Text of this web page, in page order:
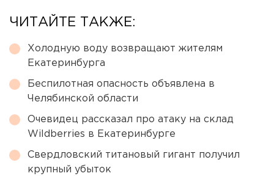
ЧИТАЙТЕ ТАКЖЕ:
Холодную воду возвращают жителям
Екатеринбурга
Беспилотная опасность объявлена в
Челябинской области
Очевидец рассказал про атаку на склад
Wildberries в Екатеринбурге
Свердловский титановый гигант получил
крупный убыток